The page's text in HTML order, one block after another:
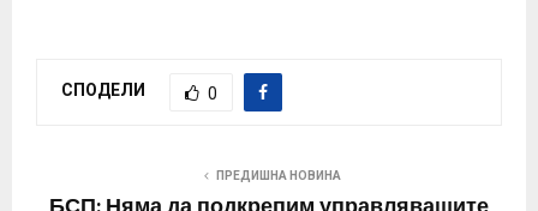
СПОДЕЛИ 0
ПРЕДИШНА НОВИНА